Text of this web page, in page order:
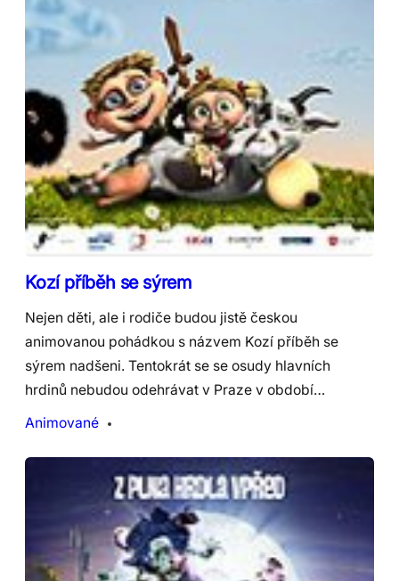
Kozí příběh se sýrem
Nejen děti, ale i rodiče budou jistě českou
animovanou pohádkou s názvem Kozí příběh se
sýrem nadšeni. Tentokrát se se osudy hlavních
hrdinů nebudou odehrávat v Praze v období…
Animované